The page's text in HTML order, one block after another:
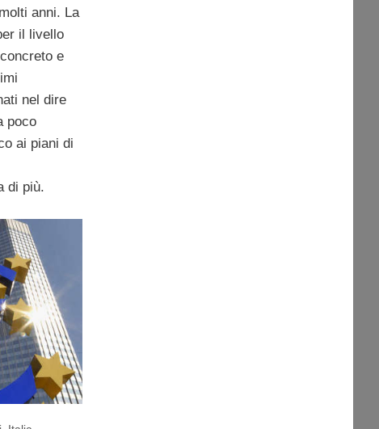
anni. La
il livello
e
nel dire
poco
ai piani di
di più.